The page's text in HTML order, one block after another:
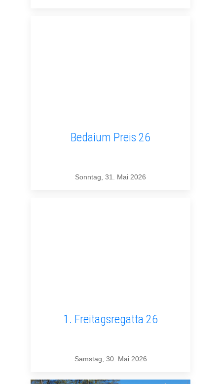
Bedaium Preis 26
Sonntag, 31. Mai 2026
1. Freitagsregatta 26
Samstag, 30. Mai 2026